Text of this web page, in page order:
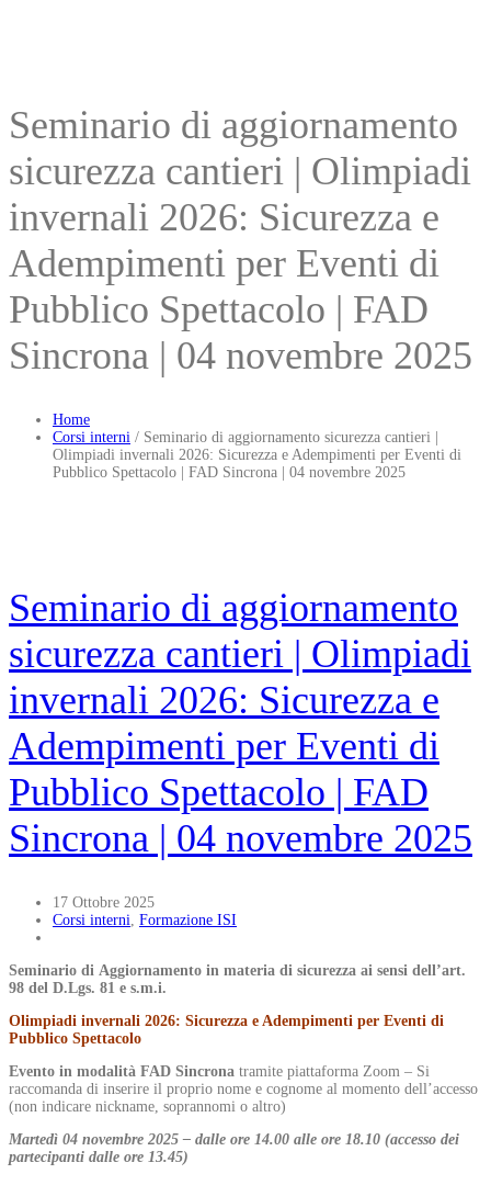
Seminario di aggiornamento
sicurezza cantieri | Olimpiadi
invernali 2026: Sicurezza e
Adempimenti per Eventi di
Pubblico Spettacolo | FAD
Sincrona | 04 novembre 2025
Home
Corsi interni / Seminario di aggiornamento sicurezza cantieri |
Olimpiadi invernali 2026: Sicurezza e Adempimenti per Eventi di
Pubblico Spettacolo | FAD Sincrona | 04 novembre 2025
Seminario di aggiornamento
sicurezza cantieri | Olimpiadi
invernali 2026: Sicurezza e
Adempimenti per Eventi di
Pubblico Spettacolo | FAD
Sincrona | 04 novembre 2025
17 Ottobre 2025
Corsi interni Formazione ISI
Seminario di Aggiornamento in materia di sicurezza ai sensi dell’art.
98 del D.Lgs. 81 e s.m.i.
Olimpiadi invernali 2026: Sicurezza e Adempimenti per Eventi di
Pubblico Spettacolo
Evento in modalità FAD Sincrona tramite piattaforma Zoom – Si
raccomanda di inserire il proprio nome e cognome al momento dell’accesso
(non indicare nickname, soprannomi o altro)
Martedì 04 novembre 2025 – dalle ore 14.00 alle ore 18.10 (accesso dei
partecipanti dalle ore 13.45)